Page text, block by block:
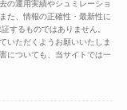
の運用実績やシュミレーショ
た、情報の正確性・最新性に
するものではありません。
いただくようお願いいたしま
についても、当サイトでは一